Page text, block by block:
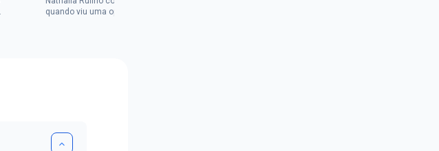
quando viu uma oportunidade no concurso do Banco do